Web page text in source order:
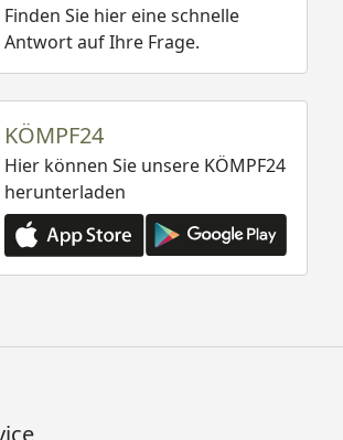
Finden Sie hier eine schnelle
Antwort auf Ihre Frage.
KÖMPF24
Hier können Sie unsere KÖMPF24
herunterladen